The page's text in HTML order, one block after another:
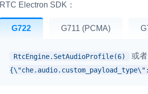
RTC Electron SDK：
G722 G711 (PCMA)
RtcEngine.SetAudioProfile(6) 或者